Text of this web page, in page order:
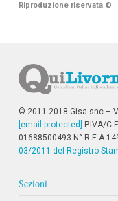
i
a
l
e
a
i
n
n
Riproduzione riservata ©
© 2011-2018 Gisa snc –
[email protected]
P.IVA/
01688500493 N° R.E.A
03/2011 del Registro
Sezioni